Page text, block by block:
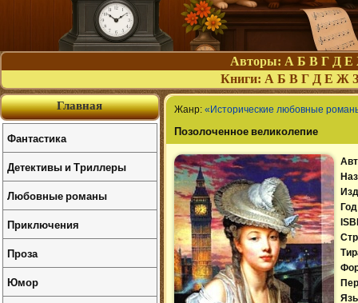
Авторы: А Б В Г Д Е
Книги: А Б В Г Д Е Ж З
Жанр: «Исторические любовные
Позолоченное великолепие
Главная
Фантастика
Детективы и Триллеры
Любовные романы
Приключения
Проза
Юмор